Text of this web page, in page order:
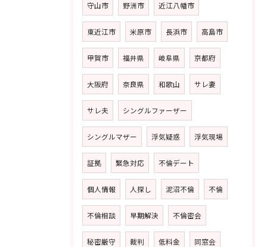
守山市 野洲市 近江八幡市
東近江市 米原市 長浜市 高島市
甲賀市 福井県 岐阜県 京都府
大阪府 奈良県 和歌山 サレ妻
サレ夫 シングルファーザー
シングルマザー 浮気疑惑 浮気現場
証拠 緊急対応 不倫デート
個人情報 人探し 泥沼不倫 不倫
不倫相談 早期解決 不倫密会
秘密厳守 裁判 低料金 同窓会